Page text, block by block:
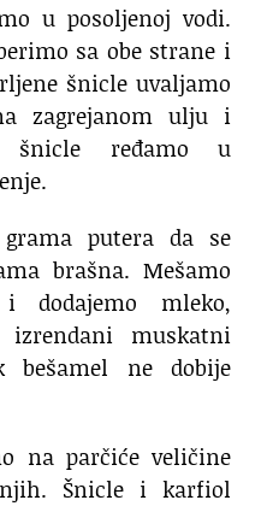
u posoljenoj vodi.
sa obe strane i
šnicle uvaljamo
zagrejanom ulju i
šnicle ređamo u
putera da se
brašna. Mešamo
dodajemo mleko,
muskatni
bešamel ne dobije
na parčiće veličine
Šnicle i karfiol